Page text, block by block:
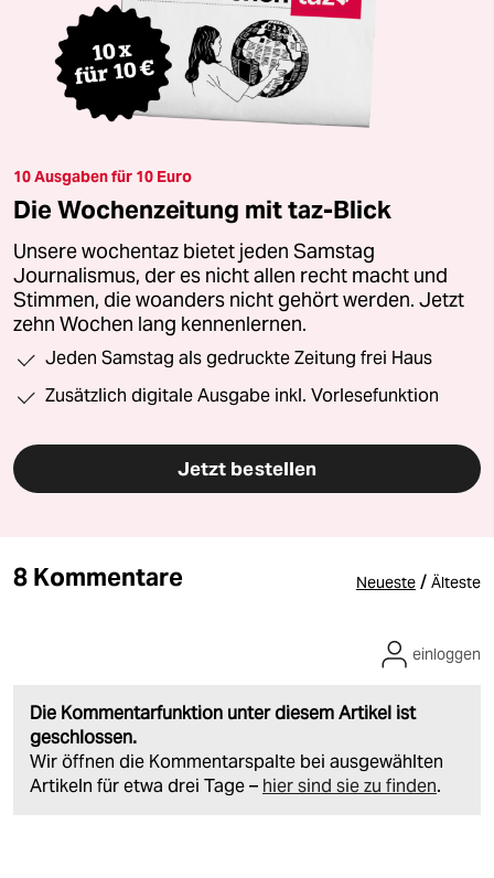
10 Ausgaben für 10 Euro
Die Wochenzeitung mit taz-Blick
Unsere wochentaz bietet jeden Samstag
Journalismus, der es nicht allen recht macht und
Stimmen, die woanders nicht gehört werden. Jetzt
zehn Wochen lang kennenlernen.
Jeden Samstag als gedruckte Zeitung frei Haus
Zusätzlich digitale Ausgabe inkl. Vorlesefunktion
Jetzt bestellen
8 Kommentare Neueste / Älteste
Die Kommentarfunktion unter diesem Artikel ist
geschlossen.
Wir öffnen die Kommentarspalte bei ausgewählten
Artikeln für etwa drei Tage – hier sind sie zu finden.
einloggen